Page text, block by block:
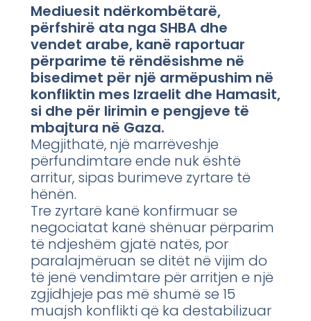
Mediuesit ndërkombëtarë,
përfshirë ata nga SHBA dhe
vendet arabe, kanë raportuar
përparime të rëndësishme në
bisedimet për një armëpushim në
konfliktin mes Izraelit dhe Hamasit,
si dhe për lirimin e pengjeve të
mbajtura në Gaza.
Megjithatë, një marrëveshje
përfundimtare ende nuk është
arritur, sipas burimeve zyrtare të
hënën.
Tre zyrtarë kanë konfirmuar se
negociatat kanë shënuar përparim
të ndjeshëm gjatë natës, por
paralajmëruan se ditët në vijim do
të jenë vendimtare për arritjen e një
zgjidhjeje pas më shumë se 15
muajsh konflikti që ka destabilizuar